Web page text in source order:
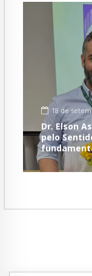
18 de
Dr. Elson
pelo